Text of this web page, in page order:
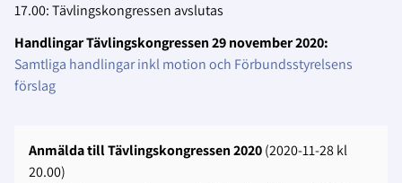
17.00: Tävlingskongressen avslutas
Handlingar Tävlingskongressen 29 november 2020:
Samtliga handlingar inkl motion och Förbundsstyrelsens
förslag
Anmälda till Tävlingskongressen 2020(2020-11-28 kl
20.00)